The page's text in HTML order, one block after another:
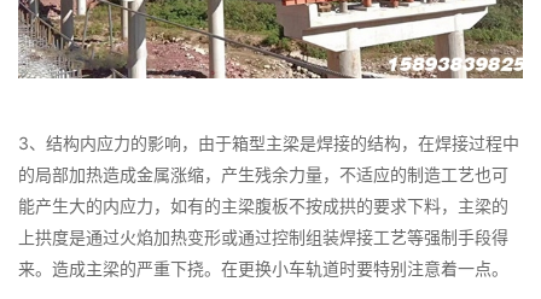
3、结构内应力的影响，由于箱型主梁是焊接的结构，在焊接过程中
的局部加热造成金属涨缩，产生残余力量，不适应的制造工艺也可
能产生大的内应力，如有的主梁腹板不按成拱的要求下料，主梁的
上拱度是通过火焰加热变形或通过控制组装焊接工艺等强制手段得
来。造成主梁的严重下挠。在更换小车轨道时要特别注意着一点。